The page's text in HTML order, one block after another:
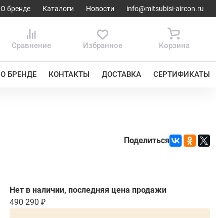
О бренде Каталоги Новости info@mitsubisi-aircon.ru
Сравнение Избранное Корзина
О БРЕНДЕ КОНТАКТЫ ДОСТАВКА СЕРТИФИКАТЫ
Поделиться
Нет в наличии, последняя цена продажи
490 290